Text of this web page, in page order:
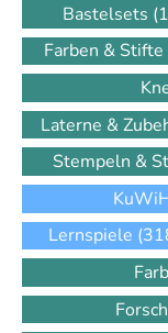
Bastelsets
Farben & Stifte
Laterne &
Stempeln &
Lernspiele